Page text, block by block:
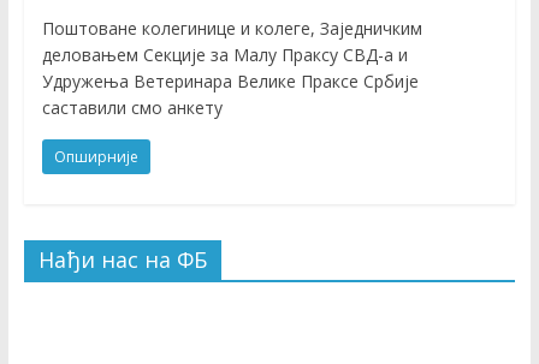
Поштоване колегинице и колеге, Заједничким
деловањем Секције за Малу Праксу СВД-а и
Удружења Ветеринара Велике Праксе Србије
саставили смо анкету
Опширније
Нађи нас на ФБ